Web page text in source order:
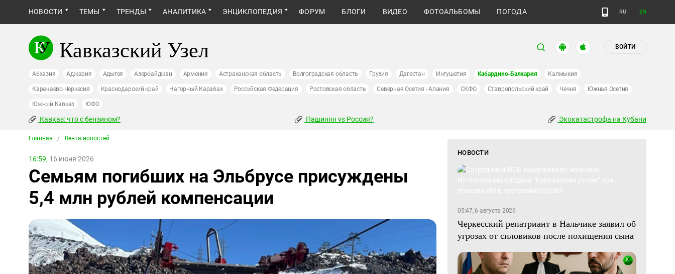
НОВОСТИ ТЕМЫ ТРЕНДЫ АНАЛИТИКА ЭНЦИКЛОПЕДИЯ ФОРУМ БЛОГИ ВИДЕО ФОТОАЛЬБОМЫ ПОГОДА RU EN
Кавказский Узел ВОЙТИ
Абхазия Аджария Адыгея Азербайджан Армения Астраханская область Волгоградская область Грузия Дагестан Ингушетия Кабардино-Балкария Калмыкия
Карачаево-Черкесия Краснодарский край Нагорный Карабах Российская Федерация Ростовская область Северная Осетия - Алания СКФО Ставропольский край Чечня Южная Осетия
Южный Кавказ ЮФО
Кавказ: что с бензином? Пашинян vs Россия? Экокатастрофа на Кубани
Главная / Лента новостей
16:59, 16 июня 2026
Семьям погибших на Эльбрусе присуждены
5,4 млн рублей компенсации
НОВОСТИ
05:47, 6 августа 2026
Черкесский репатриант в Нальчике заявил об
угрозах от силовиков после похищения сына